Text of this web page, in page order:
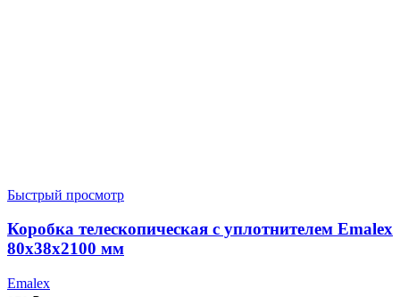
Быстрый просмотр
Коробка телескопическая с уплотнителем Emalex
80x38x2100 мм
Emalex